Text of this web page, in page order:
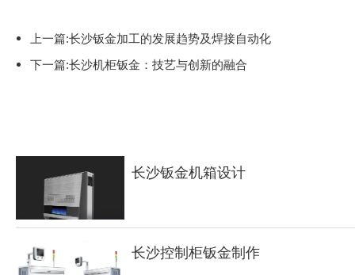
上一篇:长沙钣金加工的发展趋势及焊接自动化
下一篇:长沙机柜钣金：技艺与创新的融合
长沙钣金机箱设计
长沙控制柜钣金制作